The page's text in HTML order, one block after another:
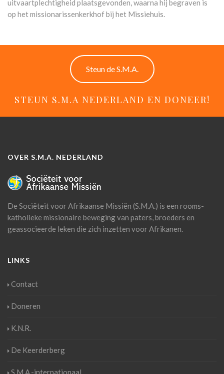
uitvaartplechtigheid plaatsgevonden, waarna hij begraven is
op het missionarissenkerkhof bij het Missiehuis.
Steun de S.M.A.
STEUN S.M.A NEDERLAND EN DONEER!
OVER S.M.A. NEDERLAND
De Sociëteit voor Afrikaanse Missiën (S.M.A.) is een rooms-
katholieke missionaire beweging van paters, broeders en
geassocieerde leken die zich inzetten voor Afrikanen.
LINKS
Contact
Doneren
K.N.R.
De Keerderberg
S.M.A.-internationaal